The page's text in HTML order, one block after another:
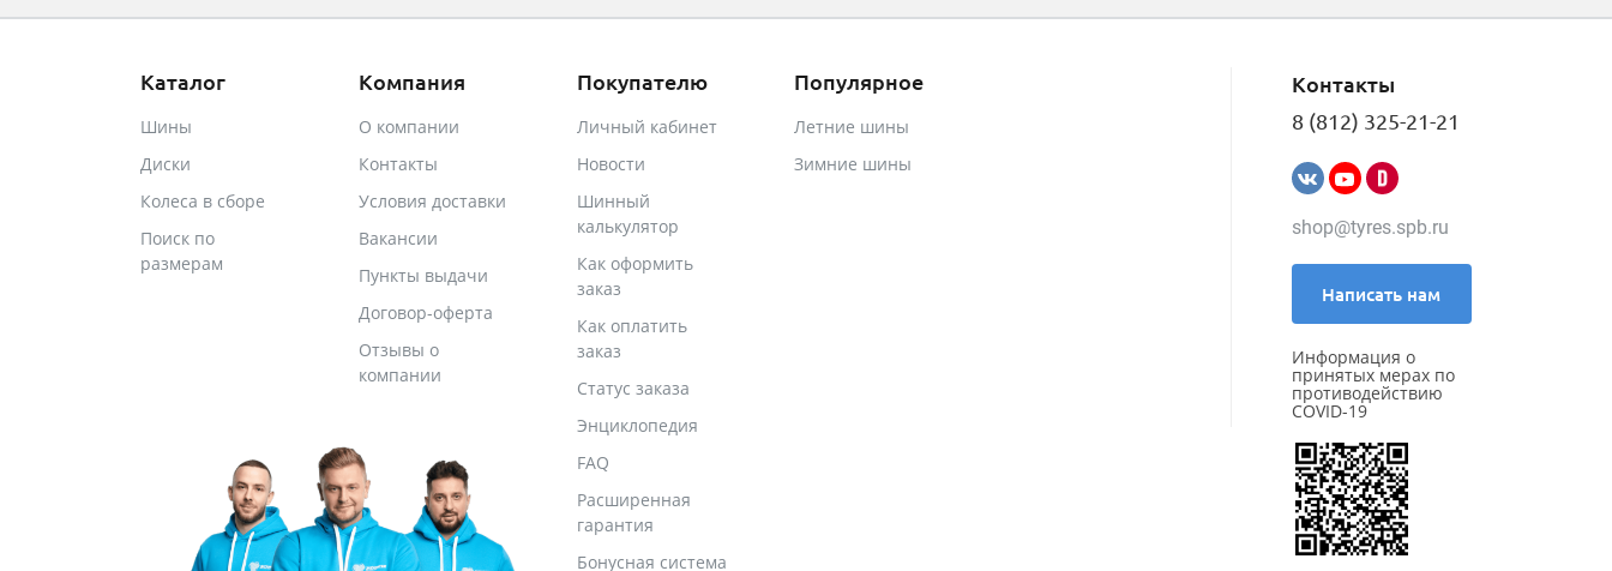
Nokian Tyres (Ikon)
Каталог
Шины
Диски
Колеса в сборе
Поиск по
размерам
Компания
О компании
Контакты
Условия доставки
Вакансии
Пункты выдачи
Договор-оферта
Отзывы о
компании
Покупателю
Личный кабинет
Новости
Шинный
калькулятор
Как оформить
заказ
Как оплатить
заказ
Статус заказа
Энциклопедия
FAQ
Расширенная
гарантия
Бонусная система
Популярное
Летние шины
Зимние шины
Контакты
8 (812) 325-21-21
shop@tyres.spb.ru
Написать нам
Информация о
принятых мерах по
противодействию
COVID-19